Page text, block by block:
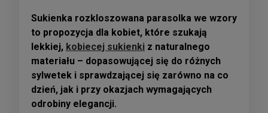
Sukienka rozkloszowana parasolka we wzory
to propozycja dla kobiet, które szukają
lekkiej, kobiecej sukienki z naturalnego
materiału – dopasowującej się do różnych
sylwetek i sprawdzającej się zarówno na co
dzień, jak i przy okazjach wymagających
odrobiny elegancji.